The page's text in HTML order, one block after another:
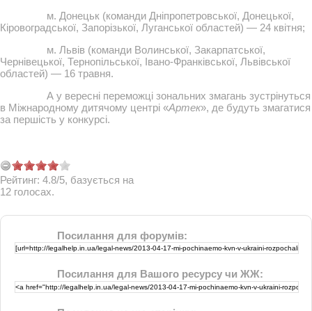
м. Донецьк (команди Дніпропетровської, Донецької,
Кіровоградської, Запорізької, Луганської областей) — 24 квітня;
м. Львів (команди Волинської, Закарпатської,
Чернівецької, Тернопільської, Івано-Франківської, Львівської
областей) — 16 травня.
А у вересні переможці зональних змагань зустрінуться
в Міжнародному дитячому центрі «Артек», де будуть змагатися
за першість у конкурсі.
Рейтинг: 4.8/5, базується на
12 голосах.
Посилання для форумів:
Посилання для Вашого ресурсу чи ЖЖ: